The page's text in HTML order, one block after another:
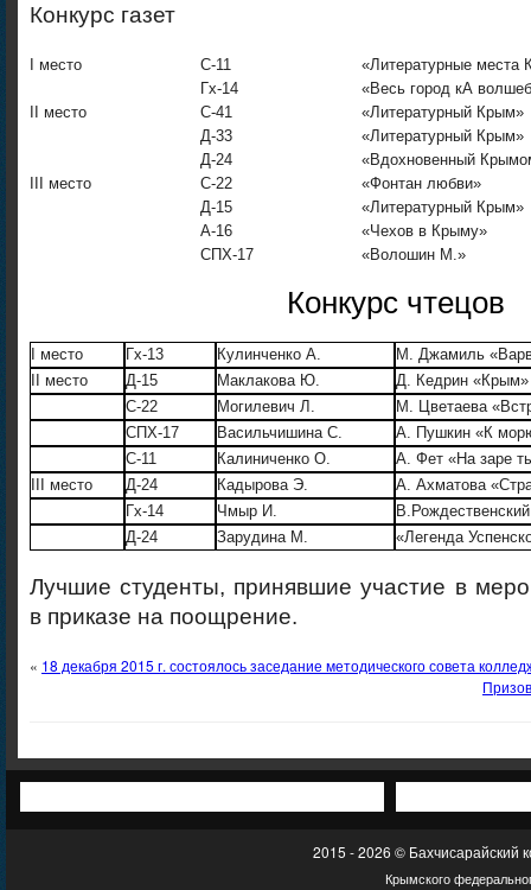
Конкурс газет
I место С-11
«Литературные места
Гх-14
«Весь город кА
II место
С-41
«Литературный Крым»
Д-33
«Литературный Крым»
Д-24
«Вдохновенный
III место
С-22
«Фонтан любви»
Д-15
«Литературный Крым»
А-16
«Чехов в Крыму»
СПХ-17
«Волошин М.»
Конкурс чтецов
I место Гх-13 Кулинченко А.
М. Джамиль
II место
Д-15 Маклакова Ю.
Д. Кедрин «Крым»
С-22
Могилевич Л.
М. Цветаева
СПХ-17
Васильчишина С.
А. Пушкин «К
С-11
Калиниченко О.
А. Фет «На заре
III место
Д-24 Кадырова Э.
А. Ахматова
Гх-14
Чмыр И.
Д-24
Зарудина М. «Легенда
Лучшие студенты, принявшие участие в
в приказе на поощрение.
« 18 декабря 2015 г. состоялось заседание методического совета
2015 - 2026 © Бахчисарайский
Крымского